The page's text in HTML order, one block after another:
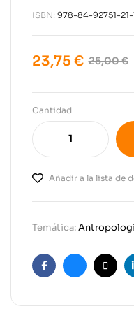
ISBN: 978-84-92751-21-
25,00€
23,75 €
Cantidad
Añadir a la lista de
Temática:
FacebookBluesky
X